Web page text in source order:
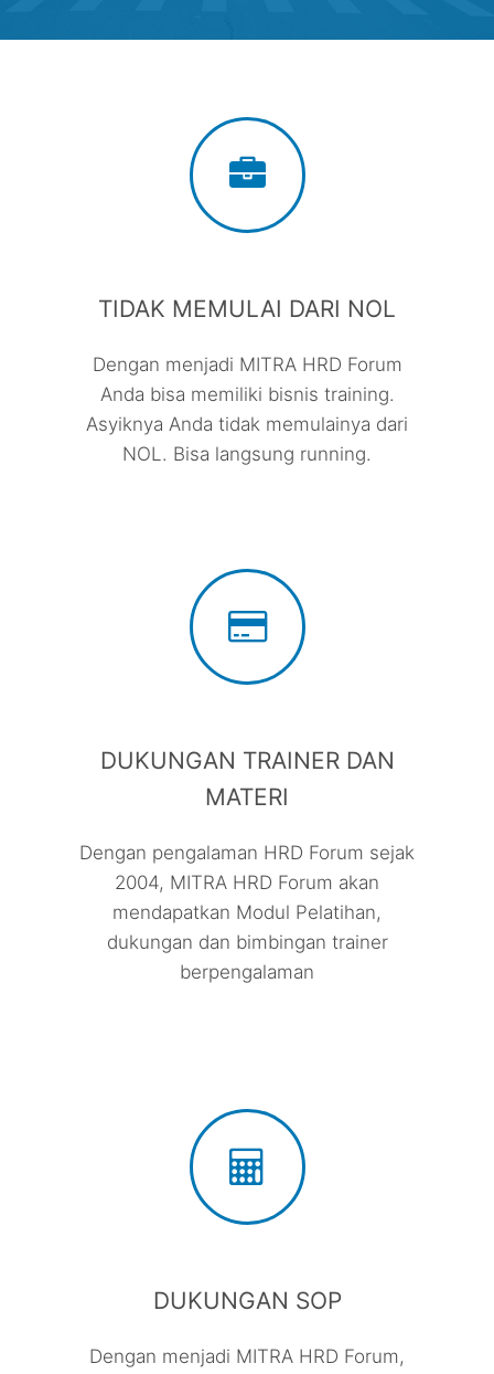
TIDAK MEMULAI DARI NOL
Dengan menjadi MITRA HRD Forum
Anda bisa memiliki bisnis training.
Asyiknya Anda tidak memulainya dari
NOL. Bisa langsung running.
DUKUNGAN TRAINER DAN
MATERI
Dengan pengalaman HRD Forum sejak
2004, MITRA HRD Forum akan
mendapatkan Modul Pelatihan,
dukungan dan bimbingan trainer
berpengalaman
DUKUNGAN SOP
Dengan menjadi MITRA HRD Forum,